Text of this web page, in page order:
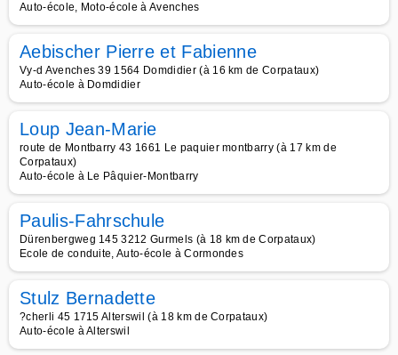
Auto-école, Moto-école à Avenches
Aebischer Pierre et Fabienne
Vy-d Avenches 39 1564 Domdidier (à 16 km de Corpataux)
Auto-école à Domdidier
Loup Jean-Marie
route de Montbarry 43 1661 Le paquier montbarry (à 17 km de
Corpataux)
Auto-école à Le Pâquier-Montbarry
Paulis-Fahrschule
Dürenbergweg 145 3212 Gurmels (à 18 km de Corpataux)
Ecole de conduite, Auto-école à Cormondes
Stulz Bernadette
?cherli 45 1715 Alterswil (à 18 km de Corpataux)
Auto-école à Alterswil